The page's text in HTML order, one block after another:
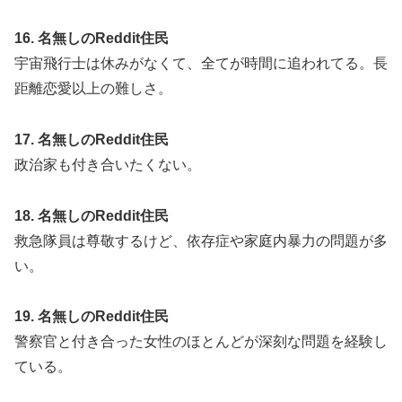
16. 名無しのReddit住民
宇宙飛行士は休みがなくて、全てが時間に追われてる。長
距離恋愛以上の難しさ。
17. 名無しのReddit住民
政治家も付き合いたくない。
18. 名無しのReddit住民
救急隊員は尊敬するけど、依存症や家庭内暴力の問題が多
い。
19. 名無しのReddit住民
警察官と付き合った女性のほとんどが深刻な問題を経験し
ている。